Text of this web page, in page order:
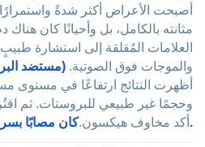
أصبحت الأعراض أكثر شدةً
مثانته بالكامل، بل وأحيانًا كان
العلامات المُقلقة إلى استشارة
اختبار PSA (مستضد البروستاتا النوعي)
أظهرت النتائج ارتفاعًا في مستوى
أكد مخاوف هيكسون. كان مصابًا بسرطان البروستاتا.